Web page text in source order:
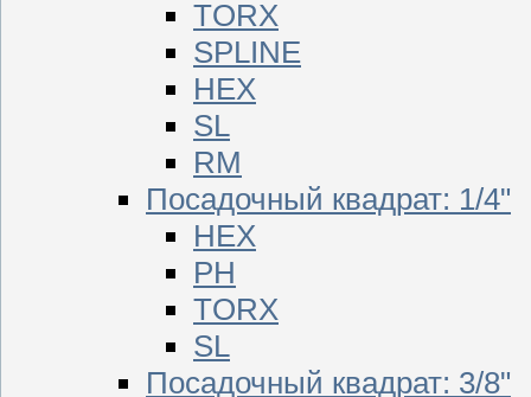
TORX
SPLINE
HEX
SL
RM
Посадочный квадрат: 1/4"
HEX
PH
TORX
SL
Посадочный квадрат: 3/8"